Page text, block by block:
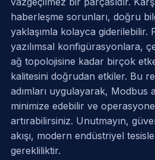
haberleşme sorunları, doğru
yaklaşımla kolayca giderilebilir.
yazılımsal konfigürasyonlara,
ağ topolojisine kadar birçok
kalitesini doğrudan etkiler. Bu
adımları uygulayarak, Modbus
minimize edebilir ve
artırabilirsiniz. Unutmayın,
akışı, modern endüstriyel
gerekliliktir.